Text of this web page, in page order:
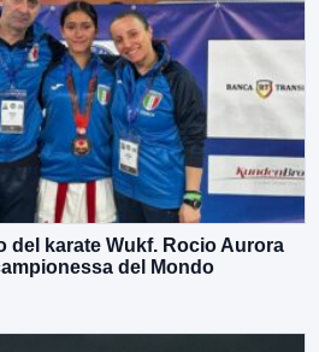
del karate Wukf. Rocio Aurora
del Mondo